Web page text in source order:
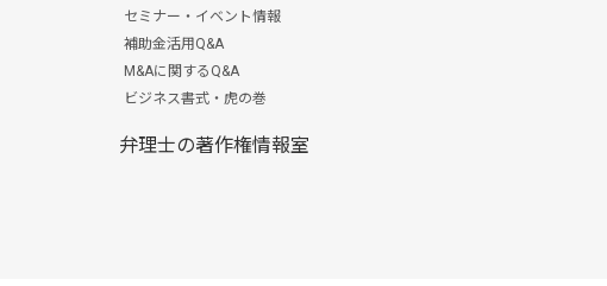
セミナー・イベント情報
補助金活用Q&A
M&Aに関するQ&A
ビジネス書式・虎の巻
弁理士の著作権情報室